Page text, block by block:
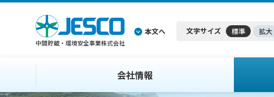
中間貯蔵・環境安全事業株式会社
本文へ 文字サイズ 標準 拡大
会社情報